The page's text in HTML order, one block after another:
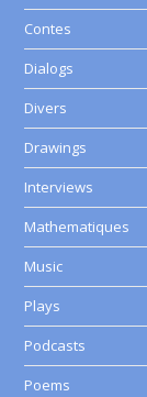
Contes
Dialogs
Divers
Drawings
Interviews
Mathematiques
Music
Plays
Podcasts
Poems